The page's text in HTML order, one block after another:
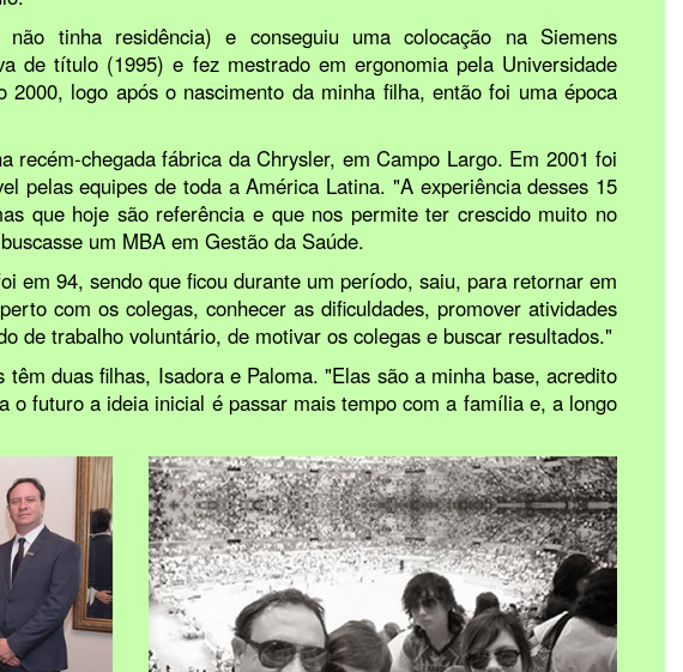
tinha residência) e conseguiu uma colocação na Siemens
de título (1995) e fez mestrado em ergonomia pela Universidade
logo após o nascimento da minha filha, então foi uma época
chegada fábrica da Chrysler, em Campo Largo. Em 2001 foi
pelas equipes de toda a América Latina. "A experiência desses 15
que hoje são referência e que nos permite ter crescido muito no
um MBA em Gestão da Saúde.
em 94, sendo que ficou durante um período, saiu, para retornar em
com os colegas, conhecer as dificuldades, promover atividades
de trabalho voluntário, de motivar os colegas e buscar resultados."
duas filhas, Isadora e Paloma. "Elas são a minha base, acredito
o futuro a ideia inicial é passar mais tempo com a família e, a longo